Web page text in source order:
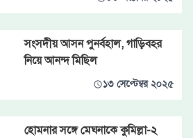
সংসদীয় আসন পুনর্বহাল, গাড়িবহর
নিয়ে আনন্দ মিছিল
১৩ সেপ্টেম্বর ২০২৫
হোমনার সঙ্গে মেঘনাকে কুমিল্লা-২